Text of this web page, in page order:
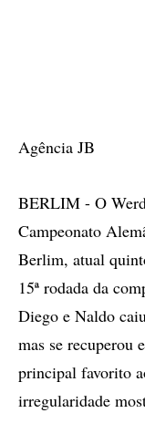
Agência JB
BERLIM - O
Campeonato
Berlim, atual
15ª rodada da
Diego e Naldo
mas se recuperou
principal favorito
irregularidade